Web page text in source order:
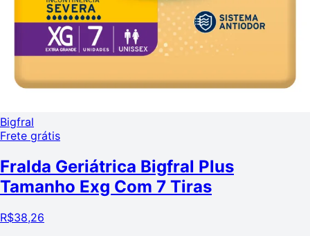
Bigfral
Frete grátis
Fralda Geriátrica Bigfral Plus
Tamanho Exg Com 7 Tiras
R$38,26